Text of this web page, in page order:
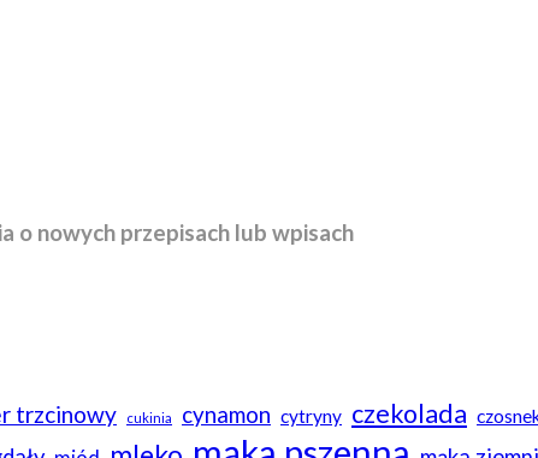
o nowych przepisach lub wpisach
trzcinowy cukinia cynamon cytryny czekolada